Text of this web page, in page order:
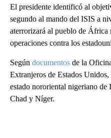
El presidente identificó al
segundo al mando del ISIS a
aterrorizará al pueblo de África
operaciones contra los
Según documentos de la
Extranjeros de Estados
estado nororiental nigeriano
Chad y Níger.